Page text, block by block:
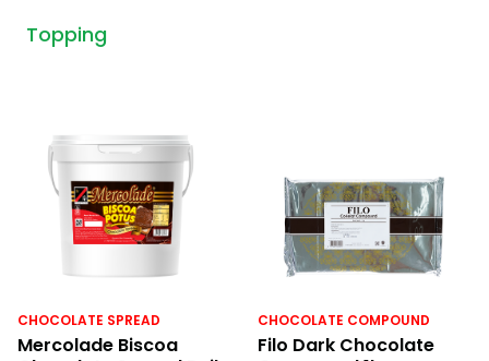
Topping
CHOCOLATE SPREAD
Mercolade Biscoa
CHOCOLATE COMPOUND
Filo Dark Chocolate